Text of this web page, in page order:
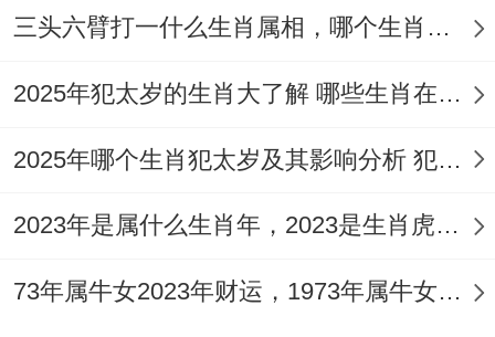
三头六臂打一什么生肖属相，哪个生肖三头六臂
2025年犯太岁的生肖大了解 哪些生肖在2025年犯太岁
2025年哪个生肖犯太岁及其影响分析 犯太岁的生肖及化解方法解析
2023年是属什么生肖年，2023是生肖虎年还是兔年
73年属牛女2023年财运，1973年属牛女2023年每月运势怎样